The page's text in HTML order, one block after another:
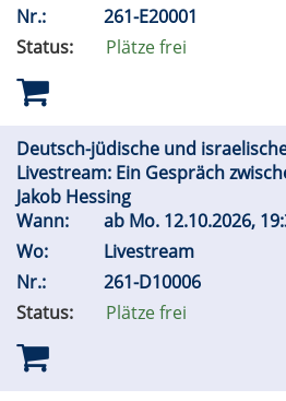
Nr.:
261-E20001
Status:
Plätze frei
Deutsch-jüdische und
Livestream: Ein Gespräch
Jakob Hessing
Wann:
ab Mo. 12.10.2026,
Wo:
Livestream
Nr.:
261-D10006
Status:
Plätze frei